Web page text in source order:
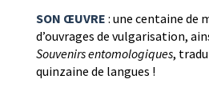
SON ŒUVRE : une centaine de
d’ouvrages de vulgarisation,
Souvenirs entomologiques,
quinzaine de langues !